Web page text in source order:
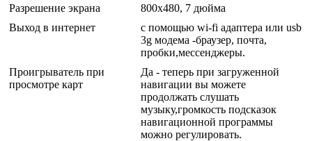
Разрешение экрана
800x480, 7 дюйма
Выход в интернет
с помощью wi-fi адаптера или usb
3g модема -браузер, почта,
пробки,мессенджеры.
Проигрыватель при
просмотре карт
Да - теперь при загруженной
навигации вы можете
продолжать слушать
музыку,громкость подсказок
навигационной программы
можно регулировать.